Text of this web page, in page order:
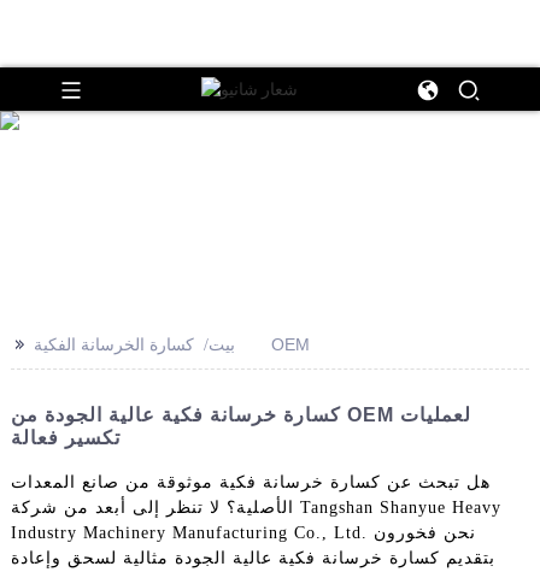
>> بيت كسارة الخرسانة الفكية OEM
كسارة خرسانة فكية عالية الجودة من OEM لعمليات
تكسير فعالة
هل تبحث عن كسارة خرسانة فكية موثوقة من صانع المعدات
الأصلية؟ لا تنظر إلى أبعد من شركة Tangshan Shanyue Heavy
Industry Machinery Manufacturing Co., Ltd. نحن فخورون
بتقديم كسارة خرسانة فكية عالية الجودة مثالية لسحق وإعادة